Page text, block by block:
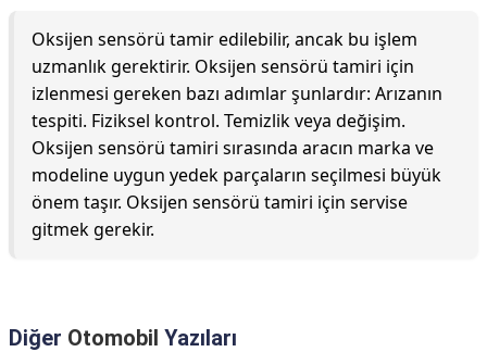
Oksijen sensörü tamir edilebilir, ancak bu işlem
uzmanlık gerektirir. Oksijen sensörü tamiri için
izlenmesi gereken bazı adımlar şunlardır: Arızanın
tespiti. Fiziksel kontrol. Temizlik veya değişim.
Oksijen sensörü tamiri sırasında aracın marka ve
modeline uygun yedek parçaların seçilmesi büyük
önem taşır. Oksijen sensörü tamiri için servise
gitmek gerekir.
Diğer Otomobil Yazıları